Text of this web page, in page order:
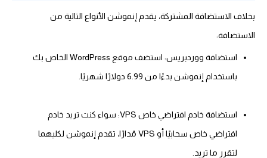
بخلاف الاستضافة المشتركة، يقدم إنموشن الأنواع التالية من
الاستضافة:
استضافة ووردبريس: استضف موقع WordPress الخاص بك
باستخدام إنموشن بدءًا من 6.99 دولارًا شهريًا.
استضافة خادم افتراضي خاص VPS: سواء كنت تريد خادم
افتراضي خاص سحابيًا أو VPS مُدارًا، تقدم إنموشن لكليهما
لتقرر ما تريد.